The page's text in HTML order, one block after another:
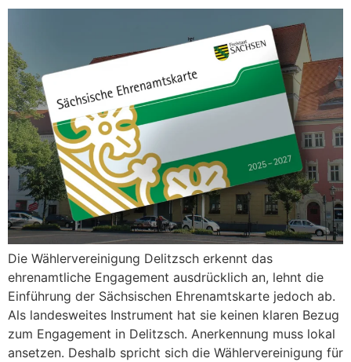
Die Wählervereinigung Delitzsch erkennt das
ehrenamtliche Engagement ausdrücklich an, lehnt die
Einführung der Sächsischen Ehrenamtskarte jedoch ab.
Als landesweites Instrument hat sie keinen klaren Bezug
zum Engagement in Delitzsch. Anerkennung muss lokal
ansetzen. Deshalb spricht sich die Wählervereinigung für